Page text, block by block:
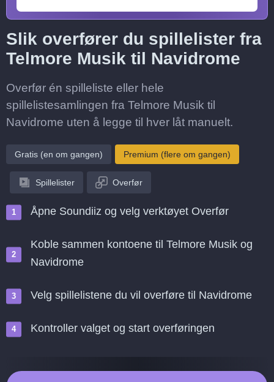
Slik overfører du spillelister fra
Telmore Musik til Navidrome
Overfør én spilleliste eller hele
spillelistesamlingen fra Telmore Musik til
Navidrome uten å legge til hver låt manuelt.
Gratis (en om gangen) Premium (flere om gangen)
Spillelister Overfør
Åpne Soundiiz og velg verktøyet Overfør
Koble sammen kontoene til Telmore Musik og
Navidrome
Velg spillelistene du vil overføre til Navidrome
Kontroller valget og start overføringen